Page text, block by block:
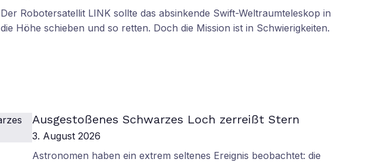
Der Robotersatellit LINK sollte das absinkende Swift-Weltraumteleskop in
die Höhe schieben und so retten. Doch die Mission ist in Schwierigkeiten.
Ausgestoßenes Schwarzes Loch zerreißt Stern
3. August 2026
Astronomen haben ein extrem seltenes Ereignis beobachtet: die